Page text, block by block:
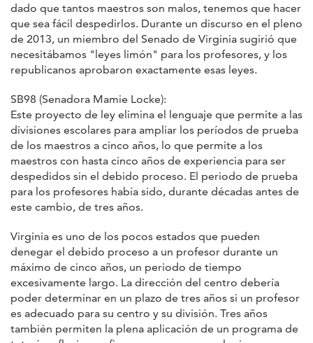
dado que tantos maestros son malos, tenemos que hacer
que sea fácil despedirlos. Durante un discurso en el pleno
de 2013, un miembro del Senado de Virginia sugirió que
necesitábamos "leyes limón" para los profesores, y los
republicanos aprobaron exactamente esas leyes.
SB98 (Senadora Mamie Locke):
Este proyecto de ley elimina el lenguaje que permite a las
divisiones escolares para ampliar los períodos de prueba
de los maestros a cinco años, lo que permite a los
maestros con hasta cinco años de experiencia para ser
despedidos sin el debido proceso. El periodo de prueba
para los profesores había sido, durante décadas antes de
este cambio, de tres años.
Virginia es uno de los pocos estados que pueden
denegar el debido proceso a un profesor durante un
máximo de cinco años, un periodo de tiempo
excesivamente largo. La dirección del centro debería
poder determinar en un plazo de tres años si un profesor
es adecuado para su centro y su división. Tres años
también permiten la plena aplicación de un programa de